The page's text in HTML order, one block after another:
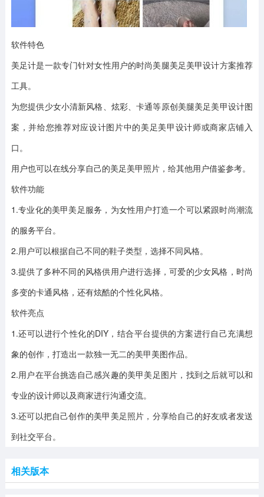
软件特色
美足计是一款专门针对女性用户的时尚美腿美足美甲设计方案推荐
工具。
为您提供少女小清新风格、炫彩、卡通等原创美腿美足美甲设计图
案，并给您推荐对应设计图片中的美足美甲设计师或商家店铺入
口。
用户也可以在线分享自己的美足美甲照片，给其他用户借鉴参考。
软件功能
1.专业化的美甲美足服务，为女性用户打造一个可以紧跟时尚潮流
的服务平台。
2.用户可以根据自己不同的鞋子类型，选择不同风格。
3.提供了多种不同的风格供用户进行选择，可爱的少女风格，时尚
多变的卡通风格，还有炫酷的个性化风格。
软件亮点
1.还可以进行个性化的DIY，结合平台提供的方案进行自己充满想
象的创作，打造出一款独一无二的美甲美图作品。
2.用户在平台挑选自己感兴趣的美甲美足图片，找到之后就可以和
专业的设计师以及商家进行沟通交流。
3.还可以把自己创作的美甲美足照片，分享给自己的好友或者发送
到社交平台。
相关版本